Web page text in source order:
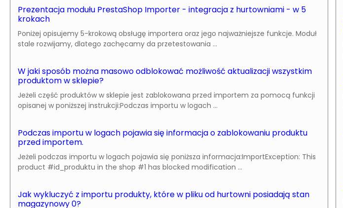
Prezentacja modułu PrestaShop Importer - integracja z hurtowniami - w 5
krokach
Poniżej opisujemy 5-krokową obsługę importera oraz jego najważniejsze funkcje. Moduł
stale rozwijamy, dlatego zachęcamy da przetestowania ...
W jaki sposób można masowo odblokować możliwość aktualizacji wszystkim
produktom w sklepie?
Jeżeli część produktów w sklepie jest zablokowana przed importem za pomocą funkcji
opisanej w poniższej instrukcji:Podczas importu w logach ...
Podczas importu w logach pojawia się informacja o zablokowaniu produktu
przed importem.
Jeżeli podczas importu w logach pojawia się poniższa informacja:ImportException: This
product #id_produktu in the shop #1 has blocked modification ...
Jak wykluczyć z importu produkty, które w pliku od hurtowni posiadają stan
magazynowy 0?